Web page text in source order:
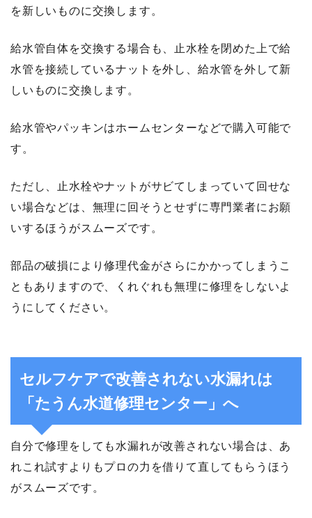
を新しいものに交換します。
給水管自体を交換する場合も、止水栓を閉めた上で給
水管を接続しているナットを外し、給水管を外して新
しいものに交換します。
給水管やパッキンはホームセンターなどで購入可能で
す。
ただし、止水栓やナットがサビてしまっていて回せな
い場合などは、無理に回そうとせずに専門業者にお願
いするほうがスムーズです。
部品の破損により修理代金がさらにかかってしまうこ
ともありますので、くれぐれも無理に修理をしないよ
うにしてください。
セルフケアで改善されない水漏れは
「たうん水道修理センター」へ
自分で修理をしても水漏れが改善されない場合は、あ
れこれ試すよりもプロの力を借りて直してもらうほう
がスムーズです。